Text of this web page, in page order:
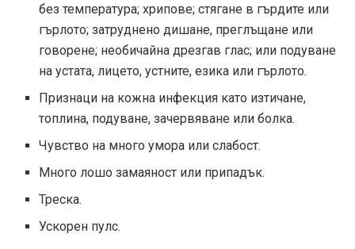
без температура; хрипове; стягане в гърдите или
гърлото; затруднено дишане, преглъщане или
говорене; необичайна дрезгав глас; или подуване
на устата, лицето, устните, езика или гърлото.
Признаци на кожна инфекция като изтичане,
топлина, подуване, зачервяване или болка.
Чувство на много умора или слабост.
Много лошо замаяност или припадък.
Треска.
Ускорен пулс.